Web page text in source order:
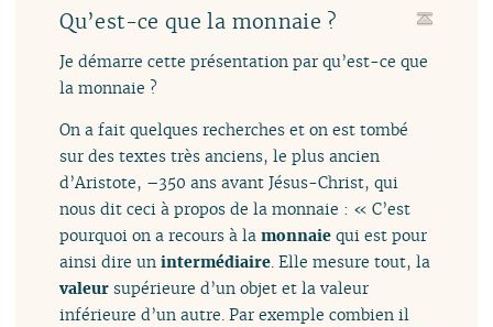
Qu’est-ce que la monnaie ?
Je démarre cette présentation par qu’est-ce que
la monnaie ?
On a fait quelques recherches et on est tombé
sur des textes très anciens, le plus ancien
d’Aristote, –350 ans avant Jésus-Christ, qui
nous dit ceci à propos de la monnaie : « C’est
pourquoi on a recours à lamonnaie qui est pour
ainsi dire unintermédiaire. Elle mesure tout, la
valeur supérieure d’un objet et la valeur
inférieure d’un autre. Par exemple combien il